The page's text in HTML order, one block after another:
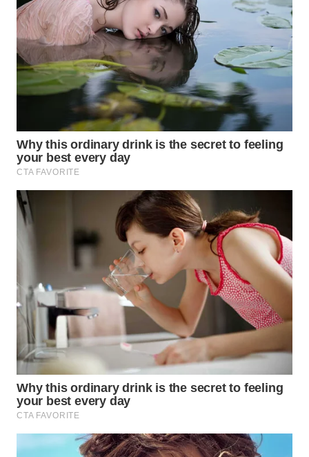
KONSUMEN
WAHANA
LISTRIK
WAHANA
WAHANA
TV
WAHANANEWS
WAHANANEWS
WAHANANEWS
NET
WAHANA
SPORT
WAHANA
UMKM